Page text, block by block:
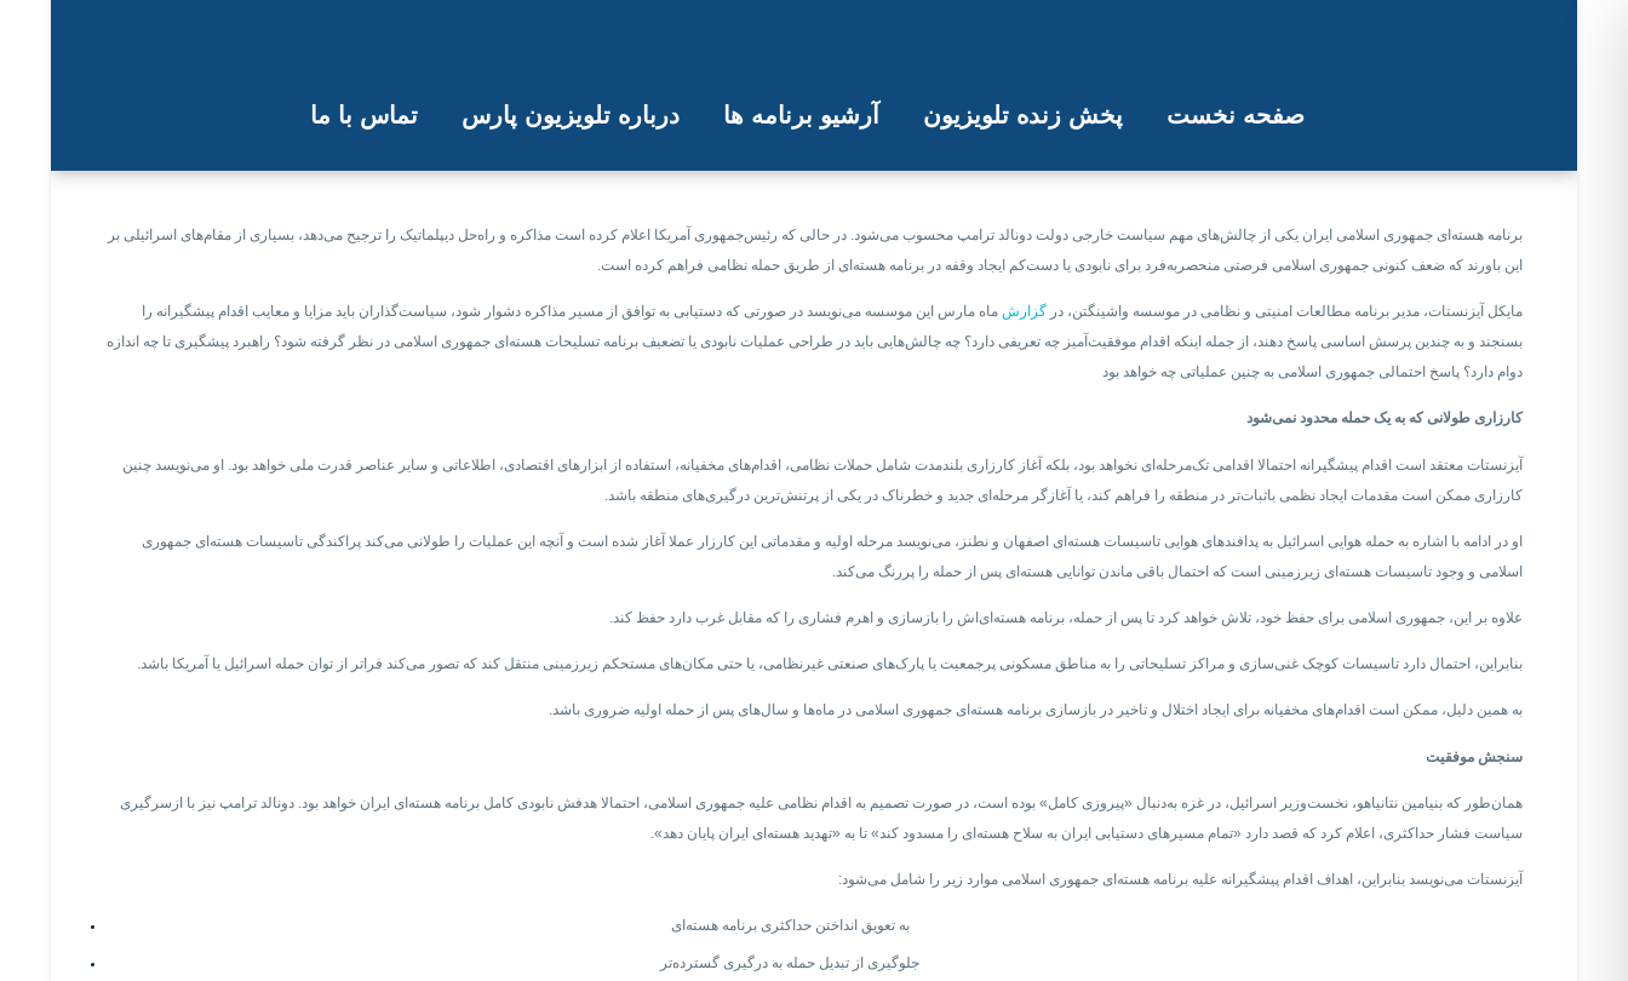
تماس با ما درباره تلویزیون پارس آرشیو برنامه ها پخش زنده تلویزیون صفحه نخست
شش محاسبه پیچیده، پیش ‌روی اسرائیل و آمریکا در حمله به تاسیسات هسته‌ای جمهوری اسلامی
برنامه هسته‌ای جمهوری اسلامی ایران یکی از چالش‌های مهم سیاست خارجی دولت دونالد ترامپ محسوب می‌شود. در حالی که رئیس‌جمهوری آمریکا اعلام کرده است مذاکره و راه‌حل دیپلماتیک را ترجیح می‌دهد، بسیاری از مقام‌های اسرائیلی بر
این باورند که ضعف کنونی جمهوری اسلامی فرصتی منحصر‌به‌فرد برای نابودی یا دست‌کم ایجاد وقفه در برنامه هسته‌ای‌ از طریق حمله نظامی فراهم کرده است.
مایکل آیزنستات، مدیر برنامه مطالعات امنیتی و نظامی در موسسه واشینگتن، در گزارش ماه مارس این موسسه می‌نویسد در صورتی که دستیابی به توافق از مسیر مذاکره دشوار شود، سیاست‌گذاران باید مزایا و معایب اقدام پیشگیرانه را
بسنجند و به چندین پرسش اساسی پاسخ دهند، از جمله اینکه اقدام موفقیت‌آمیز چه تعریفی دارد؟ چه چالش‌هایی باید در طراحی عملیات نابودی یا تضعیف برنامه تسلیحات هسته‌ای جمهوری اسلامی در نظر گرفته شود؟ راهبرد پیشگیری تا چه اندازه
دوام دارد؟ پاسخ احتمالی جمهوری اسلامی به چنین عملیاتی چه خواهد بود
کارزاری طولانی که به یک حمله محدود نمی‌شود
آیزنستات معتقد است اقدام پیشگیرانه احتمالا اقدامی تک‌مرحله‌ای نخواهد بود، بلکه آغاز کارزاری بلندمدت شامل حملات نظامی، اقدام‌های مخفیانه، استفاده از ابزارهای اقتصادی، اطلاعاتی و سایر عناصر قدرت ملی خواهد بود. او می‌نویسد چنین
کارزاری ممکن است مقدمات ایجاد نظمی باثبات‌تر در منطقه را فراهم کند، یا آغازگر مرحله‌ای جدید و خطرناک در یکی از پرتنش‌ترین درگیری‌های منطقه باشد.
او در ادامه با اشاره به حمله هوایی اسرائیل به پدافندهای هوایی تاسیسات هسته‌ای اصفهان و نطنز، می‌نویسد مرحله اولیه و مقدماتی این کارزار عملا آغاز شده است و آنچه این عملیات را طولانی می‌کند پراکندگی تاسیسات هسته‌ای جمهوری
اسلامی و وجود تاسیسات هسته‌ای زیرزمینی است که احتمال باقی ماندن توانایی هسته‌ای پس از حمله را پررنگ‌ می‌کند.
علاوه بر این، جمهوری اسلامی برای حفظ خود، تلاش خواهد کرد تا پس از حمله، برنامه هسته‌ای‌اش را بازسازی و اهرم فشاری را که مقابل غرب دارد حفظ کند.
بنابراین، احتمال دارد تاسیسات کوچک غنی‌سازی و مراکز تسلیحاتی را به مناطق مسکونی پرجمعیت یا پارک‌های صنعتی غیرنظامی، یا حتی مکان‌های مستحکم زیرزمینی منتقل کند که تصور می‌کند فراتر از توان حمله اسرائیل یا آمریکا باشد.
به همین دلیل، ممکن است اقدام‌های مخفیانه برای ایجاد اختلال و تاخیر در بازسازی برنامه هسته‌ای‌ جمهوری اسلامی در ماه‌ها و سال‌های پس از حمله اولیه ضروری باشد.
سنجش موفقیت
همان‌طور که بنیامین نتانیاهو، نخست‌وزیر اسرائیل، در غزه به‌دنبال «پیروزی کامل» بوده است، در صورت تصمیم به اقدام نظامی علیه جمهوری اسلامی، احتمالا هدفش نابودی کامل برنامه هسته‌ای ایران خواهد بود. دونالد ترامپ نیز با ازسرگیری
سیاست فشار حداکثری، اعلام کرد که قصد دارد «تمام مسیرهای دستیابی ایران به سلاح هسته‌ای را مسدود کند» تا به «تهدید هسته‌ای ایران پایان دهد».
آیزنستات می‌نویسد بنابراین، اهداف اقدام پیشگیرانه علیه برنامه هسته‌ای جمهوری اسلامی موارد زیر را شامل می‌شود:
به تعویق انداختن حداکثری برنامه هسته‌‌ای
جلوگیری از تبدیل حمله به درگیری گسترده‌تر